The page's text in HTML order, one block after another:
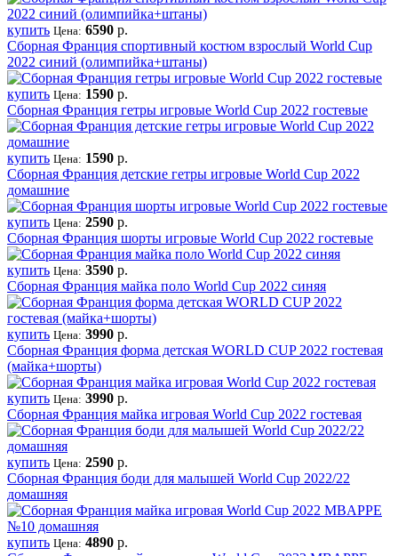
купить Цена: 6590 р.
Сборная Франция спортивный костюм взрослый World Cup
2022 синий (олимпийка+штаны)
купить Цена: 1590 р.
Сборная Франция гетры игровые World Cup 2022 гостевые
купить Цена: 1590 р.
Сборная Франция детские гетры игровые World Cup 2022
домашние
купить Цена: 2590 р.
Сборная Франция шорты игровые World Cup 2022 гостевые
купить Цена: 3590 р.
Сборная Франция майка поло World Cup 2022 синяя
купить Цена: 3990 р.
Сборная Франция форма детская WORLD CUP 2022 гостевая
(майка+шорты)
купить Цена: 3990 р.
Сборная Франция майка игровая World Cup 2022 гостевая
купить Цена: 2590 р.
Сборная Франция боди для малышей World Cup 2022/22
домашняя
купить Цена: 4890 р.